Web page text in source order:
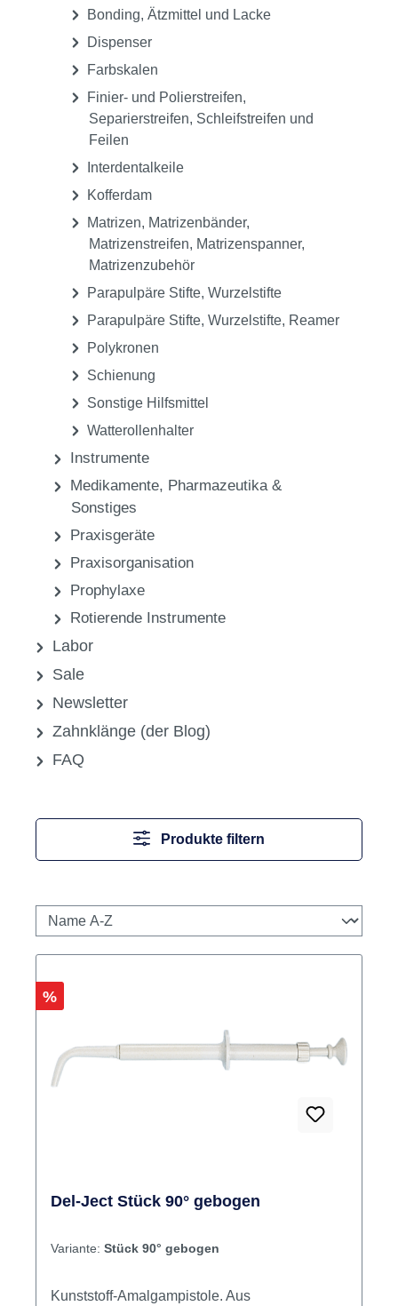
Bonding, Ätzmittel und Lacke
Dispenser
Farbskalen
Finier- und Polierstreifen,
Separierstreifen, Schleifstreifen und
Feilen
Interdentalkeile
Kofferdam
Matrizen, Matrizenbänder,
Matrizenstreifen, Matrizenspanner,
Matrizenzubehör
Parapulpäre Stifte, Wurzelstifte
Parapulpäre Stifte, Wurzelstifte, Reamer
Polykronen
Schienung
Sonstige Hilfsmittel
Watterollenhalter
Instrumente
Medikamente, Pharmazeutika &
Sonstiges
Praxisgeräte
Praxisorganisation
Prophylaxe
Rotierende Instrumente
Labor
Sale
Newsletter
Zahnklänge (der Blog)
FAQ
Produkte filtern
Rabatt
%
Del-Ject Stück 90° gebogen
Variante: Stück 90° gebogen
Kunststoff-Amalgampistole. Aus